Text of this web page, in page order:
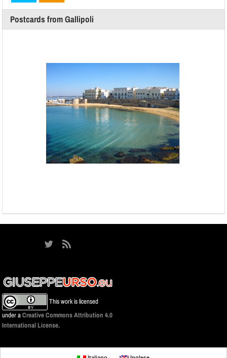
Postcards from Gallipoli
This work is licensed
under aCreative Commons Attribution 4.0
International License.